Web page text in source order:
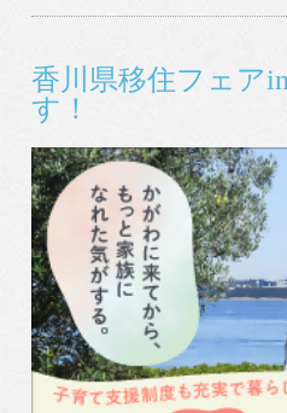
香川県移住フェア
す！